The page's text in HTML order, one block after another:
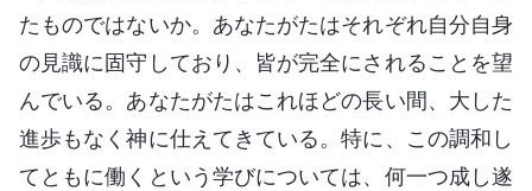
たものではないか。あなたがたはそれぞれ自分自身
の見識に固守しており、皆が完全にされることを望
んでいる。あなたがたはこれほどの長い間、大した
進歩もなく神に仕えてきている。特に、この調和し
てともに働くという学びについては、何一つ成し遂